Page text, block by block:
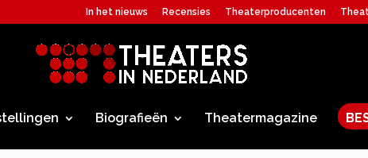
In het nieuws Recensies Theaterproducenten
Biografieën Theatermagazine